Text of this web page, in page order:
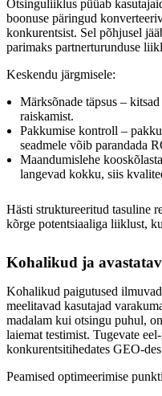
Otsinguliiklus püüab
boonuse päringud
konkurentsist. Sel põhjusel
parimaks partnerturunduse
Keskendu järgmisele:
Märksõnade täpsus –
raiskamist.
Pakkumise kontroll –
seadmele võib parandada
Maandumislehe
langevad kokku, siis
Hästi struktureeritud tasuline
kõrge potentsiaaliga liiklust,
Kohalikud ja
Kohalikud paigutused
meelitavad kasutajad
madalam kui otsingu puhul,
laiemat testimist. Tugevate
konkurentsitihedates GEO-
Peamised optimeerimise